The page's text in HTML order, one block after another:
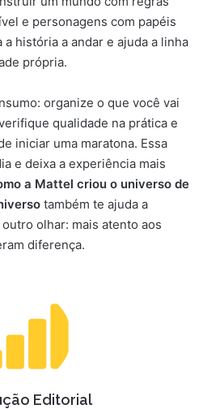
e personagens com papéis
história a andar e ajuda a linha
própria.
organize o que você vai
qualidade na prática e
iniciar uma maratona. Essa
e deixa a experiência mais
a Mattel criou o universo de
também te ajuda a
olhar: mais atento aos
diferença.
Editorial